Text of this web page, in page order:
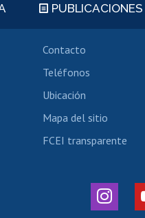
PUBLICACIONES
Contacto
Teléfonos
Ubicación
Mapa del sitio
FCEI transparente